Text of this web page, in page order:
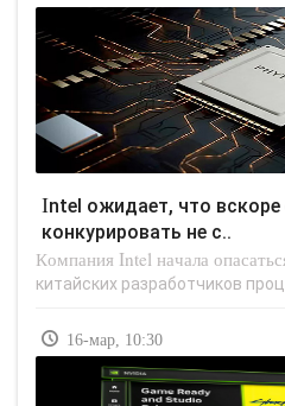
Intel ожидает, что вскоре ей придётся
конкурировать не с..
Компания Intel начала
китайских разработчиков
16-мар, 10:30